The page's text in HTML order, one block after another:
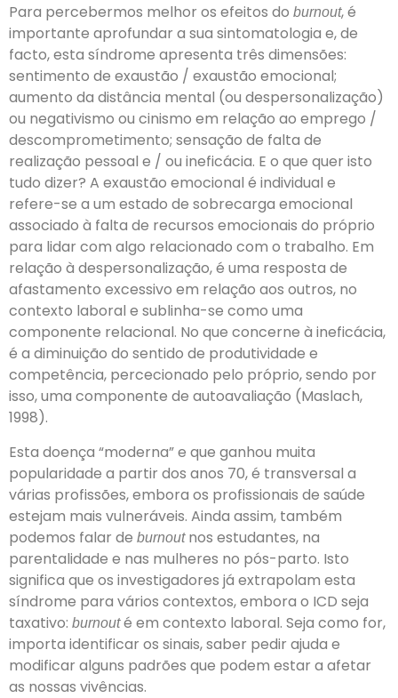
Para percebermos melhor os efeitos do burnout, é
importante aprofundar a sua sintomatologia e, de
facto, esta síndrome apresenta três dimensões:
sentimento de exaustão / exaustão emocional;
aumento da distância mental (ou despersonalização)
ou negativismo ou cinismo em relação ao emprego /
descomprometimento; sensação de falta de
realização pessoal e / ou ineficácia. E o que quer isto
tudo dizer? A exaustão emocional é individual e
refere-se a um estado de sobrecarga emocional
associado à falta de recursos emocionais do próprio
para lidar com algo relacionado com o trabalho. Em
relação à despersonalização, é uma resposta de
afastamento excessivo em relação aos outros, no
contexto laboral e sublinha-se como uma
componente relacional. No que concerne à ineficácia,
é a diminuição do sentido de produtividade e
competência, percecionado pelo próprio, sendo por
isso, uma componente de autoavaliação (Maslach,
1998).
Esta doença “moderna” e que ganhou muita
popularidade a partir dos anos 70, é transversal a
várias profissões, embora os profissionais de saúde
estejam mais vulneráveis. Ainda assim, também
podemos falar de burnoutnos estudantes, na
parentalidade e nas mulheres no pós-parto. Isto
significa que os investigadores já extrapolam esta
síndrome para vários contextos, embora o ICD seja
taxativo: burnouté em contexto laboral. Seja como for,
importa identificar os sinais, saber pedir ajuda e
modificar alguns padrões que podem estar a afetar
as nossas vivências.